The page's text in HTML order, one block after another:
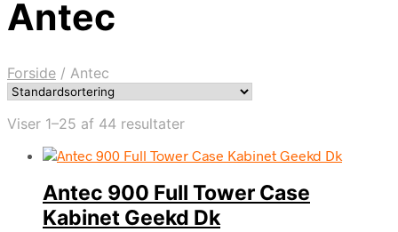
Antec
Forside / Antec
Viser 1–25 af 44 resultater
Antec 900 Full Tower Case
Kabinet Geekd Dk